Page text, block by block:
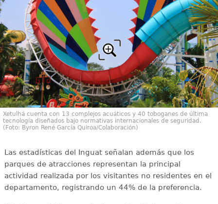
Xetulhá cuenta con 13 complejos acuáticos y 40 toboganes de última
tecnología diseñados bajo normativas internacionales de seguridad.
(Foto: Byron René García Quiroa/Colaboración)
Las estadísticas del Inguat señalan además que los
parques de atracciones representan la principal
actividad realizada por los visitantes no residentes en el
departamento, registrando un 44% de la preferencia.